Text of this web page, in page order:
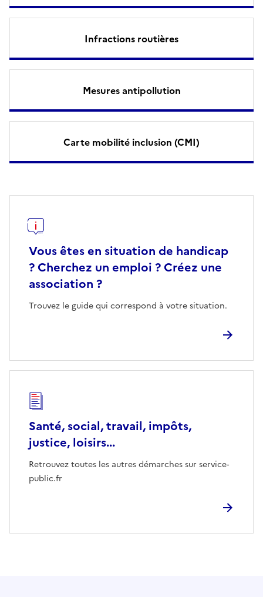
Infractions routières
Mesures antipollution
Carte mobilité inclusion (CMI)
Vous êtes en situation de handicap
? Cherchez un emploi ? Créez une
association ?
Trouvez le guide qui correspond à votre situation.
Santé, social, travail, impôts,
justice, loisirs...
Retrouvez toutes les autres démarches sur service-
public.fr